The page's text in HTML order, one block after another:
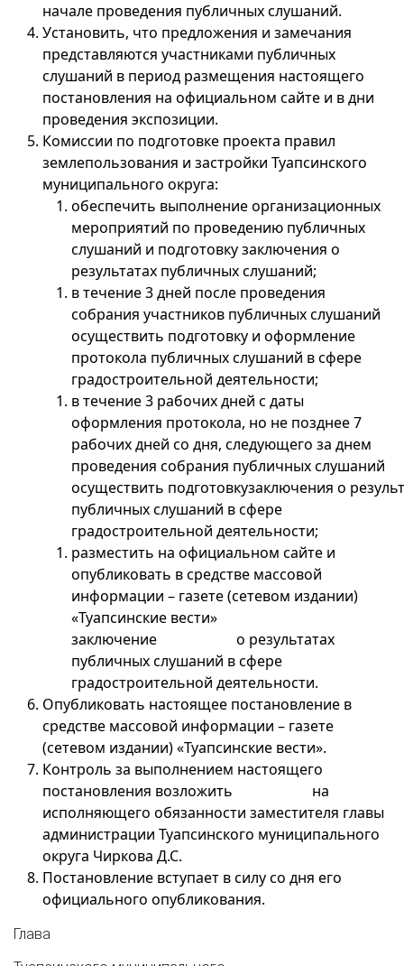
начале проведения публичных слушаний.
Установить, что предложения и замечания
представляются участниками публичных
слушаний в период размещения настоящего
постановления на официальном сайте и в дни
проведения экспозиции.
Комиссии по подготовке проекта правил
землепользования и застройки Туапсинского
муниципального округа:
обеспечить выполнение организационных
мероприятий по проведению публичных
слушаний и подготовку заключения о
результатах публичных слушаний;
в течение 3 дней после проведения
собрания участников публичных слушаний
осуществить подготовку и оформление
протокола публичных слушаний в сфере
градостроительной деятельности;
в течение 3 рабочих дней с даты
оформления протокола, но не позднее 7
рабочих дней со дня, следующего за днем
проведения собрания публичных слушаний
осуществить подготовкузаключения о
публичных слушаний в сфере
градостроительной деятельности;
разместить на официальном сайте и
опубликовать в средстве массовой
информации – газете (сетевом издании)
«Туапсинские вести»
заключение о результатах
публичных слушаний в сфере
градостроительной деятельности.
Опубликовать настоящее постановление в
средстве массовой информации – газете
(сетевом издании) «Туапсинские вести».
Контроль за выполнением настоящего
постановления возложить на
исполняющего обязанности заместителя главы
администрации Туапсинского муниципального
округа Чиркова Д.С.
Постановление вступает в силу со дня его
официального опубликования.
Глава